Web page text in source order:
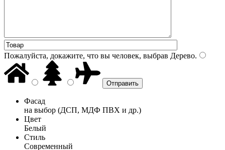
Пожалуйста, докажите, что вы человек, выбрав Дерево.
Фасад
на выбор (ДСП, МДФ ПВХ и др.)
Цвет
Белый
Стиль
Современный